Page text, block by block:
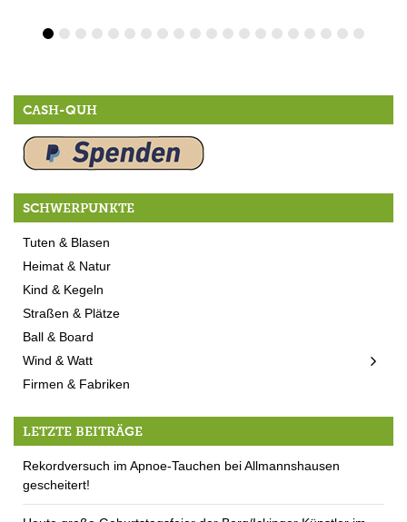
CASH-QUH
SCHWERPUNKTE
Tuten & Blasen
Heimat & Natur
Kind & Kegeln
Straßen & Plätze
Ball & Board
Wind & Watt
Firmen & Fabriken
LETZTE BEITRÄGE
Rekordversuch im Apnoe-Tauchen bei Allmannshausen
gescheitert!